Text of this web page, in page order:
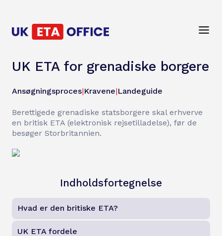
UK ETA for grenadiske borgere
Ansøgningsproces|Kravene|Landeguide
Berettigede grenadiske statsborgere skal erhverve
en britisk ETA (elektronisk rejsetilladelse), før de
besøger Storbritannien.
Indholdsfortegnelse
Hvad er den britiske ETA?
UK ETA fordele